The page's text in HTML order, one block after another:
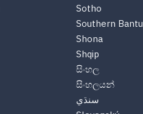
Sotho
Southern Bantu
Shona
Shqip
සිංහල
සිංහලයන්
سنڌي